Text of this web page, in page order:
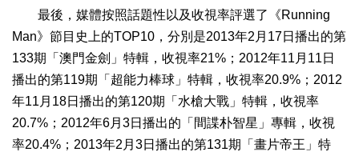
最後，媒體按照話題性以及收視率評選了《Running
Man》節目史上的TOP10，分別是2013年2月17日播出的第
133期「澳門金劍」特輯，收視率21%；2012年11月11日
播出的第119期「超能力棒球」特輯，收視率20.9%；2012
年11月18日播出的第120期「水槍大戰」特輯，收視率
20.7%；2012年6月3日播出的「間諜朴智星」專輯，收視
率20.4%；2013年2月3日播出的第131期「畫片帝王」特